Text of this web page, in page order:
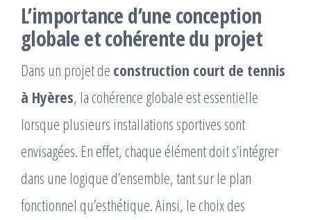
L’importance d’une conception
globale et cohérente du projet
Dans un projet de construction court de tennis
à Hyères, la cohérence globale est essentielle
lorsque plusieurs installations sportives sont
envisagées. En effet, chaque élément doit s’intégrer
dans une logique d’ensemble, tant sur le plan
fonctionnel qu’esthétique. Ainsi, le choix des